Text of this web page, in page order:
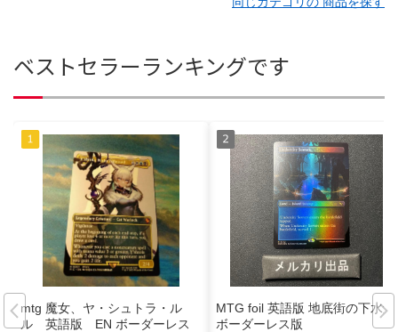
ベストセラーランキングです
mtg 魔女、ヤ・シュトラ・ル
ル 英語版 EN ボーダーレス
MTG foil 英語版 地底街の下水道
ボーダーレス版